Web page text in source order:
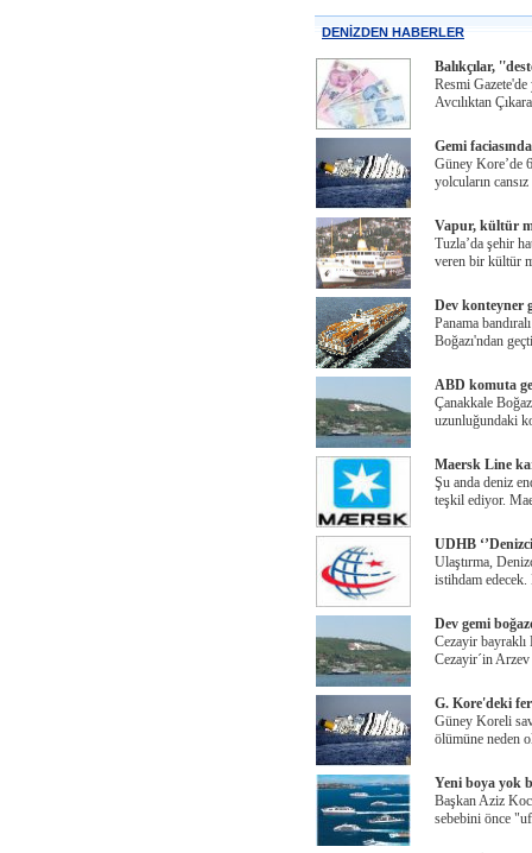
DENİZDEN HABERLER
Balıkçılar,
Resmi
Avcılıktan
Gemi
Güney Kore’de
yolcuların
Vapur, kültür
Tuzla’da şehir
veren bir kültür
Dev konteyner
Panama
Boğazı'ndan
ABD komuta
Çanakkale
uzunluğundaki
Maersk Line
Şu anda deniz
teşkil ediyor.
UDHB
Ulaştırma,
istihdam edecek.
Dev gemi
Cezayir bayraklı
Cezayir´in
G. Kore'deki
Güney Koreli
ölümüne neden
Yeni boya yok
Başkan Aziz
sebebini önce